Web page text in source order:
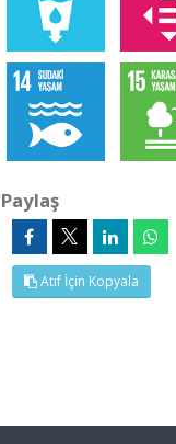
Paylaş
Atıf İçin Kopyala